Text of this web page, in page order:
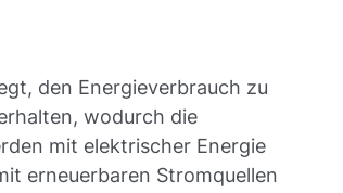
den Energieverbrauch zu
wodurch die
mit elektrischer Energie
erneuerbaren Stromquellen